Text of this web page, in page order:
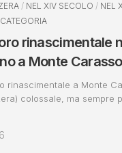
/ NEL XIV SECOLO / NEL
rinascimentale
a Monte Carasso
rinascimentale a Monte
colossale, ma sempre